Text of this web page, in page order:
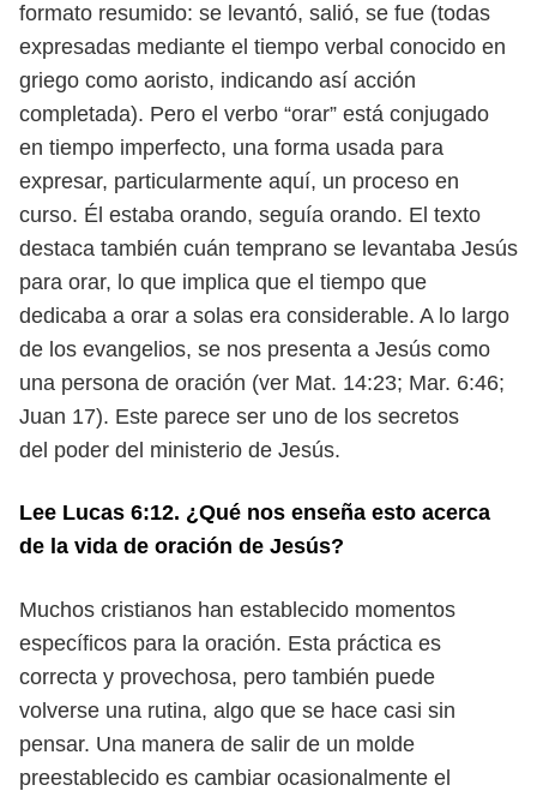
formato resumido: se levantó, salió, se fue (todas
expresadas mediante el tiempo verbal conocido en
griego como aoristo, indicando así acción
completada). Pero el verbo “orar” está conjugado
en tiempo imperfecto, una forma usada para
expresar, particularmente aquí, un proceso en
curso. Él estaba orando, seguía orando. El texto
destaca también cuán temprano se levantaba Jesús
para orar, lo que implica que el tiempo que
dedicaba a orar a solas era considerable. A lo largo
de los evangelios, se nos presenta a Jesús como
una persona de oración (ver Mat. 14:23; Mar. 6:46;
Juan 17). Este parece ser uno de los secretos
del poder del ministerio de Jesús.
Lee Lucas 6:12. ¿Qué nos enseña esto acerca
de la vida de oración de Jesús?
Muchos cristianos han establecido momentos
específicos para la oración. Esta práctica es
correcta y provechosa, pero también puede
volverse una rutina, algo que se hace casi sin
pensar. Una manera de salir de un molde
preestablecido es cambiar ocasionalmente el